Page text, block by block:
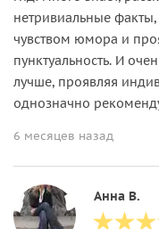
нетривиальные
чувством юмора и
пунктуальность. И
лучше, проявляя
однозначно
6 месяцев назад
Анна В.